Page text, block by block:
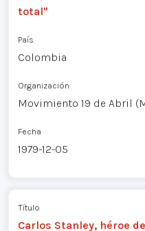
total"
País
Colombia
Organización
Movimiento 19 de Abril
Fecha
1979-12-05
Título
Carlos Stanley, héroe